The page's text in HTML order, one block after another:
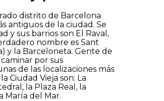
distrito de Barcelona
antiguos de la ciudad. Se
y sus barrios son El Raval,
nombre es Sant
y la Barceloneta. Gente de
por sus
de las localizaciones más
Ciudad Vieja son: La
la Plaza Real, la
María del Mar.